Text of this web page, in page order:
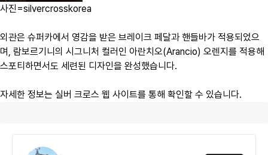
사진=silvercrosskorea
외관은 슈퍼카에서 영감을 받은 브레이크 페달과 핸들바가 적용되었으
며, 람보르기니의 시그니처 컬러인 아란치오(Arancio) 오렌지를 적용해
스포티하면서도 세련된 디자인을 완성했습니다.
자세한 정보는 실버 크로스 웹 사이트를 통해 확인할 수 있습니다.